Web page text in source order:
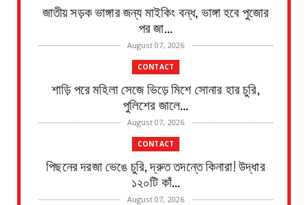
জাতীয় সড়ক ভাঙ্গার জন্য মাইকিং বন্ধ, ভাঙ্গা হবে পুজোর
পর জা...
August 07, 2026
CONTACT
শাড়ি পরে মহিলা সেজে ভিড়ে মিশে সোনার হার চুরি,
পুলিশের জালে...
August 07, 2026
CONTACT
পিছনের দরজা ভেঙে চুরি, দ্রুত তদন্তে কিনারা! উদ্ধার
১২০টি কাঁ...
August 07, 2026